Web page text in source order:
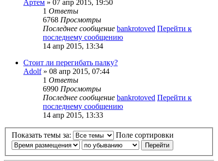
Артем » 07 апр 2015, 19:50
1 Ответы
6768 Просмотры
Последнее сообщение bankrotoved Перейти к
последнему сообщению
14 апр 2015, 13:34
Стоит ли перегибать палку?
Adolf» 08 апр 2015, 07:44
1 Ответы
6990 Просмотры
Последнее сообщение bankrotoved Перейти к
последнему сообщению
14 апр 2015, 13:33
Показать темы за: Поле сортировки